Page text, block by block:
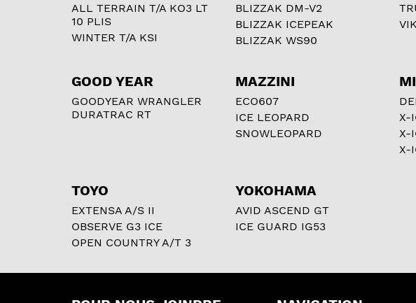
ALL TERRAIN T/A KO3 LT
10 PLIS
WINTER T/A KSI
BLIZZAK DM-V2
BLIZZAK ICEPEAK
BLIZZAK WS90
GOOD YEAR
GOODYEAR WRANGLER
DURATRAC RT
MAZZINI
ECO607
ICE LEOPARD
SNOWLEOPARD
X-
X-
X-
TOYO
EXTENSA A/S II
OBSERVE G3 ICE
OPEN COUNTRY A/T 3
YOKOHAMA
AVID ASCEND GT
ICE GUARD IG53